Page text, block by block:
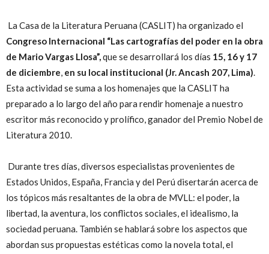
La Casa de la Literatura Peruana (CASLIT) ha organizado el
Congreso Internacional “Las cartografías del poder en la obra
de Mario Vargas Llosa”,que se desarrollará los días 15, 16 y 17
de diciembre, en su local institucional (Jr. Ancash 207, Lima).
Esta actividad se suma a los homenajes que la CASLIT ha
preparado a lo largo del año para rendir homenaje a nuestro
escritor más reconocido y prolífico, ganador del Premio Nobel de
Literatura 2010.
Durante tres días, diversos especialistas provenientes de
Estados Unidos, España, Francia y del Perú disertarán acerca de
los tópicos más resaltantes de la obra de MVLL: el poder, la
libertad, la aventura, los conflictos sociales, el idealismo, la
sociedad peruana. También se hablará sobre los aspectos que
abordan sus propuestas estéticas como la novela total, el